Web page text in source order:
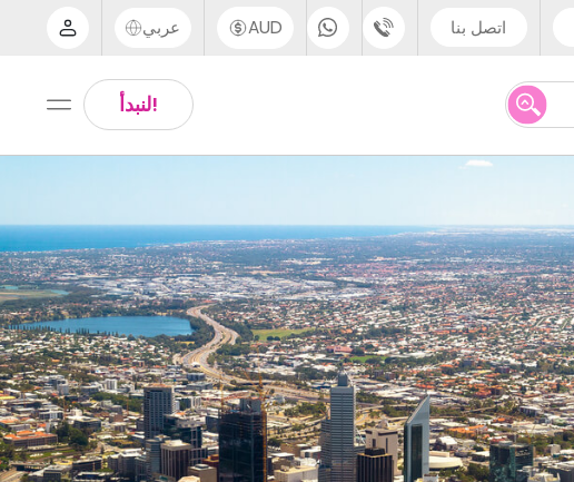
اتصل بنا
UK - +44 (0) 20 3871 8666
US - +1 (646) 718 6172
AUD عربي
Arabic
Thai
!لنبدأ